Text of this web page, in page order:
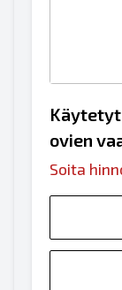
Käytetyt
ovien
Soita